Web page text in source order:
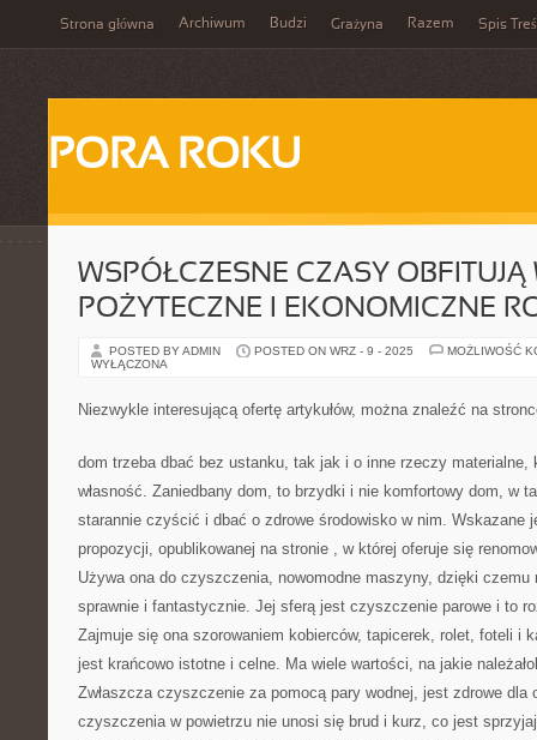
Strona główna Archiwum Budzi Grażyna Razem Spis
PORA ROKU
WSPÓŁCZESNE CZASY OBFITUJĄ
POŻYTECZNE I EKONOMICZNE
POSTED BY ADMIN POSTED ON WRZ - 9 - 2025
MOŻLIWOŚĆ
WYŁĄCZONA
Niezwykle interesującą ofertę artykułów, można znaleźć na
dom trzeba dbać bez ustanku, tak jak i o inne rzeczy materialne,
własność. Zaniedbany dom, to brzydki i nie komfortowy dom, w
starannie czyścić i dbać o zdrowe środowisko w nim. Wskazane
propozycji, opublikowanej na stronie , w której oferuje się
Używa ona do czyszczenia, nowomodne maszyny, dzięki czemu
sprawnie i fantastycznie. Jej sferą jest czyszczenie parowe i to
Zajmuje się ona szorowaniem kobierców, tapicerek, rolet, foteli i
jest krańcowo istotne i celne. Ma wiele wartości, na jakie
Zwłaszcza czyszczenie za pomocą pary wodnej, jest zdrowe dla
czyszczenia w powietrzu nie unosi się brud i kurz, co jest